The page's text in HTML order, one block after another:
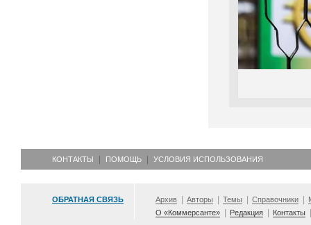
КОНТАКТЫ ПОМОЩЬ УСЛОВИЯ ИСПОЛЬЗОВАНИЯ
ОБРАТНАЯ СВЯЗЬ Архив Авторы Темы Справочники
О «Коммерсанте»
Редакция Контакты